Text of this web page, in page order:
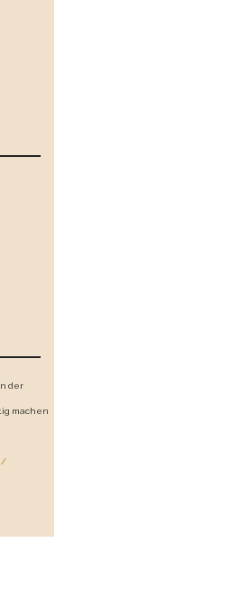
der
machen